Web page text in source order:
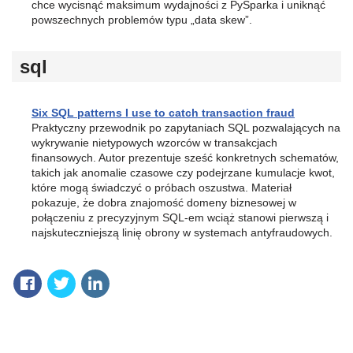
chce wycisnąć maksimum wydajności z PySparka i uniknąć
powszechnych problemów typu „data skew”.
sql
Six SQL patterns I use to catch transaction fraud
Praktyczny przewodnik po zapytaniach SQL pozwalających na
wykrywanie nietypowych wzorców w transakcjach
finansowych. Autor prezentuje sześć konkretnych schematów,
takich jak anomalie czasowe czy podejrzane kumulacje kwot,
które mogą świadczyć o próbach oszustwa. Materiał
pokazuje, że dobra znajomość domeny biznesowej w
połączeniu z precyzyjnym SQL-em wciąż stanowi pierwszą i
najskuteczniejszą linię obrony w systemach antyfraudowych.